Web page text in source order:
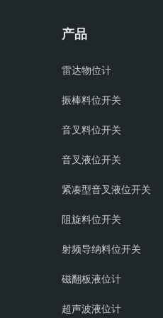
产品
雷达物位计
振棒料位开关
音叉料位开关
音叉液位开关
紧凑型音叉液位开关
阻旋料位开关
射频导纳料位开关
磁翻板液位计
超声波液位计